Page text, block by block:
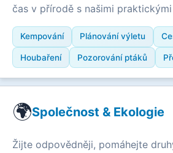
čas v přírodě s našimi
Kempování Plánování výletu
Houbaření Pozorování ptáků
🌍Společnost & Ekologie
Žijte odpovědněji, pomáhejte